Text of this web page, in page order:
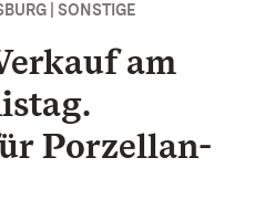
| SONSTIGE
am
Porzellan-